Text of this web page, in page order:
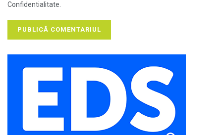
Confidentialitate.